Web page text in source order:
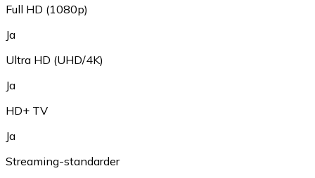
Full HD (1080p)
Ja
Ultra HD (UHD/4K)
Ja
HD+ TV
Ja
Streaming-standarder